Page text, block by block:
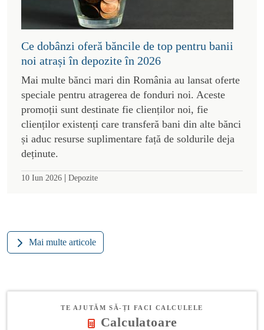
Ce dobânzi oferă băncile de top pentru banii
noi atrași în depozite în 2026
Mai multe bănci mari din România au lansat oferte
speciale pentru atragerea de fonduri noi. Aceste
promoții sunt destinate fie clienților noi, fie
clienților existenți care transferă bani din alte bănci
și aduc resurse suplimentare față de soldurile deja
deținute.
10 Iun 2026 | Depozite
Mai multe articole
TE AJUTĂM SĂ-ȚI FACI CALCULELE
Calculatoare